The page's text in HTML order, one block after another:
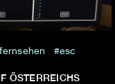
fernsehen
esc
ÖSTERREICHS